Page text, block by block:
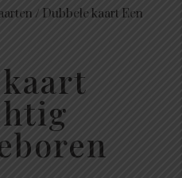
/ Dubbele kaart Een